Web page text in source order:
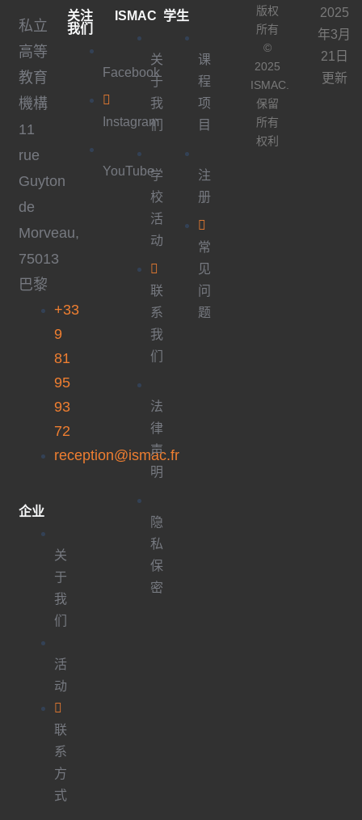
私立
高等
教育
機構
11
rue
Guyton
de
Morveau,
75013
巴黎
+33
9
81
95
93
72
reception@ismac.fr
企业
关
于
我
们
活
动
联
系
方
式
关注
我们
Facebook
Instagram
YouTube
ISMAC
关
于
我
们
学
校
活
动
联
系
我
们
法
律
声
明
隐
私
保
密
学生
课
程
项
目
注
册
常
见
问
题
版权
所有
©
2025
ISMAC.
保留
所有
权利
2025
年3月
21日
更新